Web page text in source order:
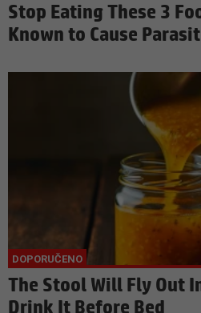
Stop Eating These 3
Known to Cause
The Stool Will Fly Out
Drink It Before Bed